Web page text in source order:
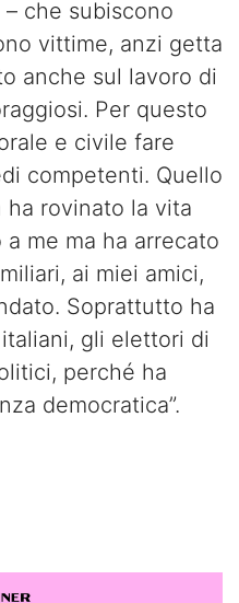
che subiscono
vittime, anzi getta
anche sul lavoro di
Per questo
e civile fare
competenti. Quello
rovinato la vita
me ma ha arrecato
ai miei amici,
Soprattutto ha
gli elettori di
perché ha
democratica”.